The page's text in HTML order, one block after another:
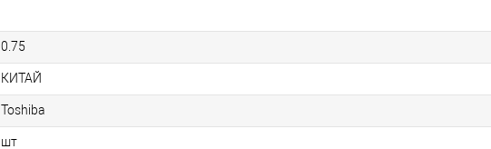
0.75
КИТАЙ
Toshiba
шт